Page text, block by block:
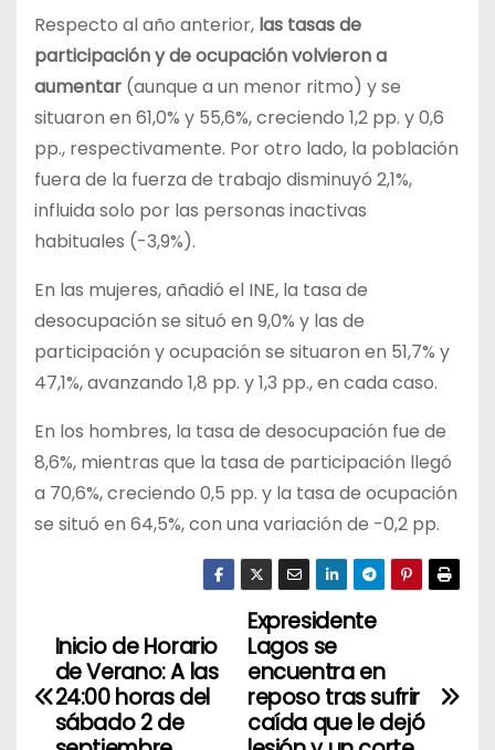
Respecto al año anterior, las tasas de
participación y de ocupación volvieron a
aumentar (aunque a un menor ritmo) y se
situaron en 61,0% y 55,6%, creciendo 1,2 pp. y 0,6
pp., respectivamente. Por otro lado, la población
fuera de la fuerza de trabajo disminuyó 2,1%,
influida solo por las personas inactivas
habituales (-3,9%).
En las mujeres, añadió el INE, la tasa de
desocupación se situó en 9,0% y las de
participación y ocupación se situaron en 51,7% y
47,1%, avanzando 1,8 pp. y 1,3 pp., en cada caso.
En los hombres, la tasa de desocupación fue de
8,6%, mientras que la tasa de participación llegó
a 70,6%, creciendo 0,5 pp. y la tasa de ocupación
se situó en 64,5%, con una variación de -0,2 pp.
N
a
Expresidente
Lagos se
encuentra en
reposo tras sufrir
caída que le dejó
Inicio de Horario
de Verano: A las
24:00 horas del
sábado 2 de